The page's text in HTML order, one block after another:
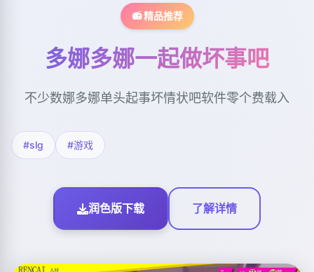
📻 精品推荐
多娜多娜一起做坏事吧
不少数娜多娜单头起事坏情状吧软件零个费载入
#slg #游戏
润色版下载 了解详情